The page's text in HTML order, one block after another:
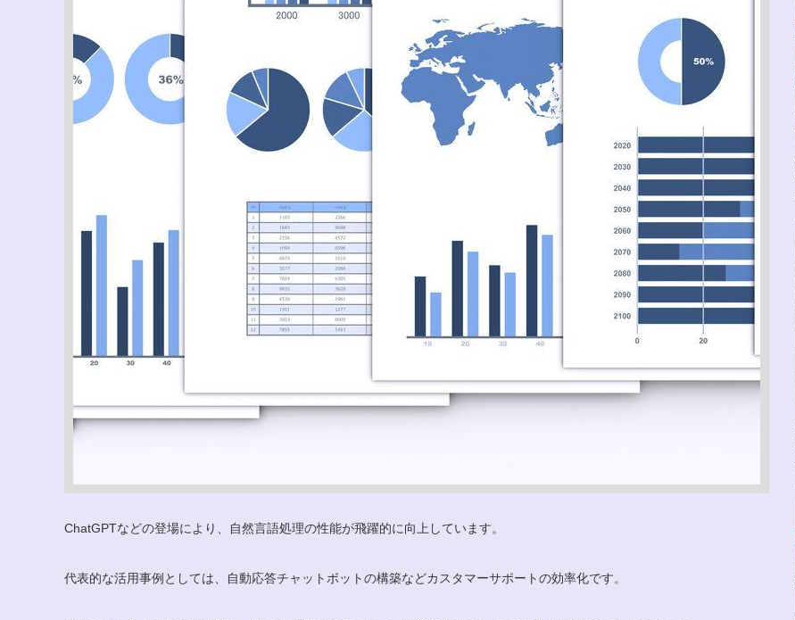
ChatGPTなどの登場により、自然言語処理の性能が飛躍的に向上しています。
代表的な活用事例としては、自動応答チャットボットの構築などカスタマーサポートの効率化です。